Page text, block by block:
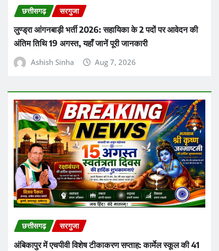
अंतिम तिथि 19 अगस्त, यहाँ जानें पूरी जानकारी
Ashish Sinha Aug 7, 2026
छत्तीसगढ़ सरगुजा
अंबिकापुर में एचपीवी विशेष टीकाकरण सप्ताह: कार्मेल स्कूल की 41
छात्राओं को लगा सर्वाइकल कैंसर से बचाव का टीका
Ashish Sinha Aug 7, 2026